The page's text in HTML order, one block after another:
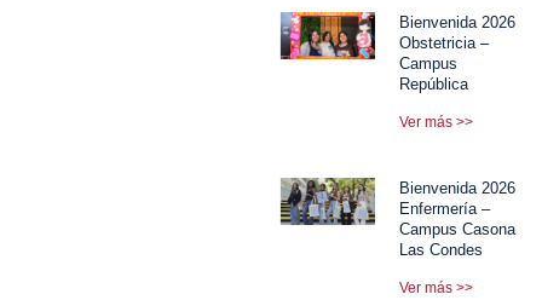
Bienvenida 2026
Obstetricia –
Campus
República
Ver más >>
Bienvenida 2026
Enfermería –
Campus Casona
Las Condes
Ver más >>